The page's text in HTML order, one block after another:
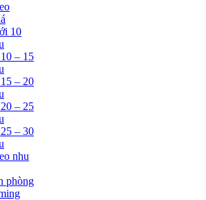
10
– 15
– 20
– 25
– 30
nhu
phòng